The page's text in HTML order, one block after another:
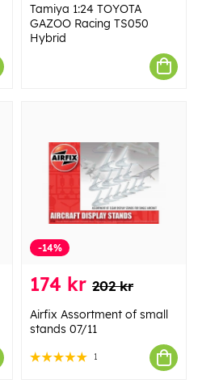
Tamiya 1:24 TOYOTA
GAZOO Racing TS050
Hybrid
-14%
174 kr 202 kr
Airfix Assortment of small
stands 07/11
1